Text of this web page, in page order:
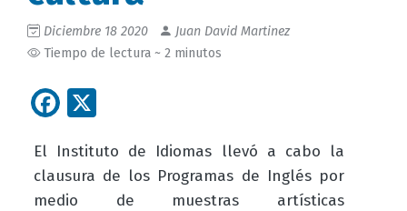
Diciembre 18 2020
Juan David Martinez
Tiempo de lectura ~ 2 minutos
Facebook
El Instituto de Idiomas llevó a cabo la
clausura de los Programas de Inglés por
medio de muestras artísticas